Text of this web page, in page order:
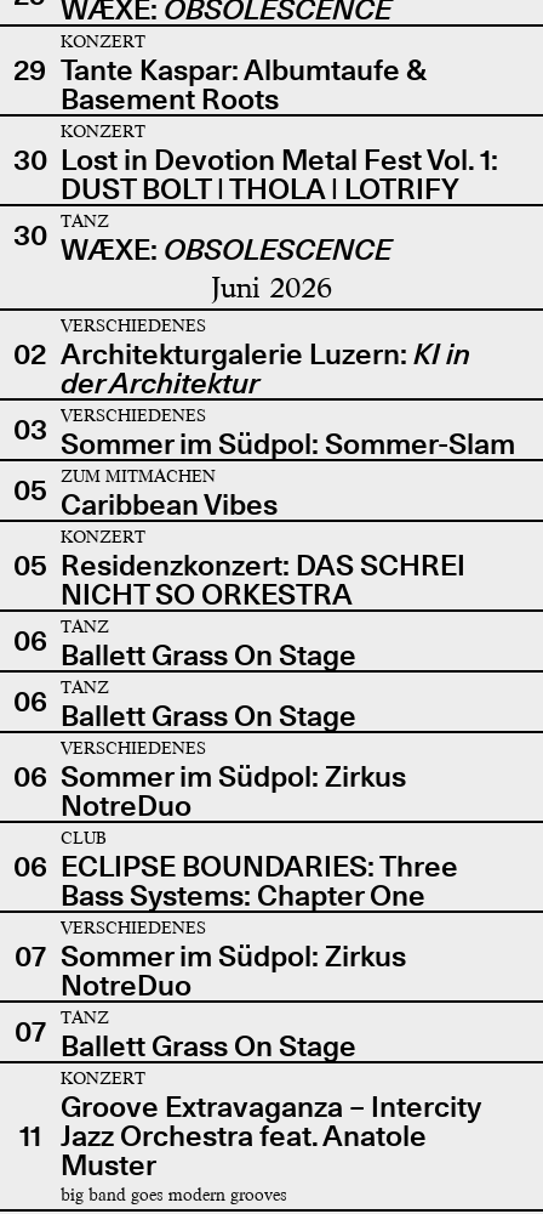
WÆXE: OBSOLESCENCE
29
KONZERT
Tante Kaspar: Albumtaufe &
Basement Roots
30
KONZERT
Lost in Devotion Metal Fest Vol. 1:
DUST BOLT | THOLA | LOTRIFY
30
TANZ
WÆXE: OBSOLESCENCE
Juni 2026
02
VERSCHIEDENES
Architekturgalerie Luzern: KI in
der Architektur
03
VERSCHIEDENES
Sommer im Südpol: Sommer-Slam
05
ZUM MITMACHEN
Caribbean Vibes
05
KONZERT
Residenzkonzert: DAS SCHREI
NICHT SO ORKESTRA
06
TANZ
Ballett Grass On Stage
06
TANZ
Ballett Grass On Stage
06
VERSCHIEDENES
Sommer im Südpol: Zirkus
NotreDuo
06
CLUB
ECLIPSE BOUNDARIES: Three
Bass Systems: Chapter One
07
VERSCHIEDENES
Sommer im Südpol: Zirkus
NotreDuo
07
TANZ
Ballett Grass On Stage
11
KONZERT
Groove Extravaganza – Intercity
Jazz Orchestra feat. Anatole
Muster
big band goes modern grooves